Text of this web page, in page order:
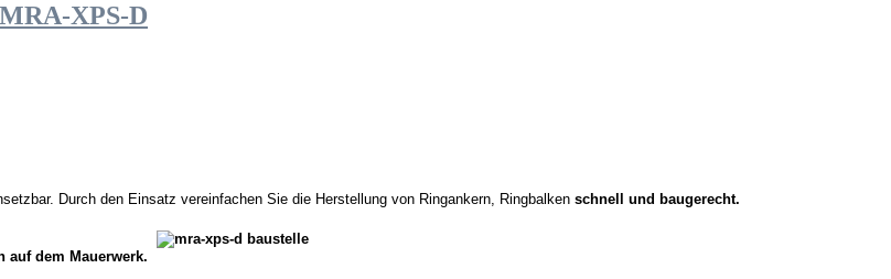
XPS-D
Durch den Einsatz vereinfachen Sie die Herstellung von Ringankern, Ringbalken schnell und baugerecht.
auf dem Mauerwerk.